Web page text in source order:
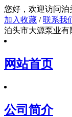
您好，欢迎访
加入收藏 /联系我
泊头市大源泵业有
网站首页
公司简介